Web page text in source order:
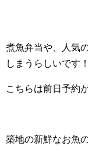
煮魚弁当や、人気
しまうらしいです！
こちらは前日予約
築地の新鮮なお魚